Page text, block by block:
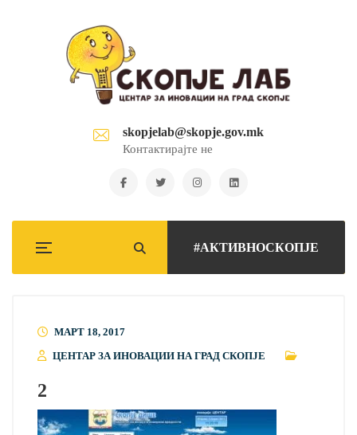
skopjelab@skopje.gov.mk
Контактирајте не
#АКТИВНОСКОПЈЕ
МАРТ 18, 2017
ЦЕНТАР ЗА ИНОВАЦИИ НА ГРАД СКОПЈЕ
2